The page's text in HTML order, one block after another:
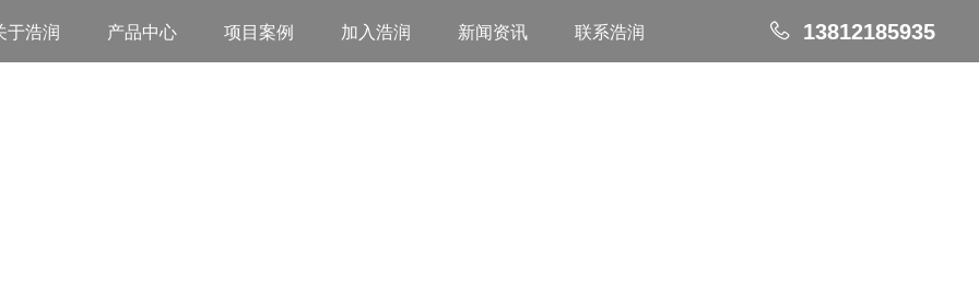
于浩润 产品中心 项目案例 加入浩润 新闻资讯 联系浩润 13812185935